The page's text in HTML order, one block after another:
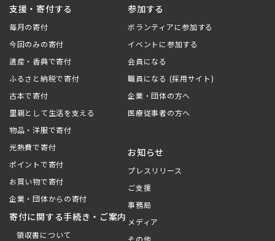
支援・寄付する
毎月の寄付
今回のみの寄付
遺産・香典で寄付
ふるさと納税で寄付
古本で寄付
里親として生活を支える
物品・洋服で寄付
光熱費で寄付
ポイントで寄付
お買い物で寄付
企業・団体からの寄付
寄付に関する手続き・ご案内
領収書について
参加する
ボランティアに参加する
イベントに参加する
会員になる
職員になる (採用サイト)
企業・団体の方へ
医療従事者の方へ
お知らせ
プレスリリース
ご支援
事務局
メディア